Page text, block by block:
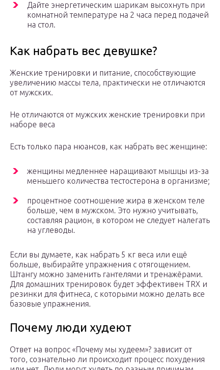
Дайте энергетическим шарикам высохнуть при
комнатной температуре на 2 часа перед подачей
на стол.
Как набрать вес девушке?
Женские тренировки и питание, способствующие
увеличению массы тела, практически не отличаются
от мужских.
Не отличаются от мужских женские тренировки при
наборе веса
Есть только пара нюансов, как набрать вес женщине:
женщины медленнее наращивают мышцы из-за
меньшего количества тестостерона в организме;
процентное соотношение жира в женском теле
больше, чем в мужском. Это нужно учитывать,
составляя рацион, в котором не следует налегать
на углеводы.
Если вы думаете, как набрать 5 кг веса или ещё
больше, выбирайте упражнения с отягощением.
Штангу можно заменить гантелями и тренажёрами.
Для домашних тренировок будет эффективен TRX и
резинки для фитнеса, с которыми можно делать все
базовые упражнения.
Почему люди худеют
Ответ на вопрос «Почему мы худеем»? зависит от
того, сознательно ли происходит процесс похудения